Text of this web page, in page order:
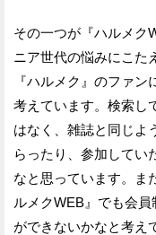
その一つが『ハルメク
ニア世代の悩みにこた
『ハルメク』のファ
考えています。検索し
はなく、雑誌と同じよ
らったり、参加してい
なと思っています。ま
ルメクWEB』でも会
ができないかなと考え